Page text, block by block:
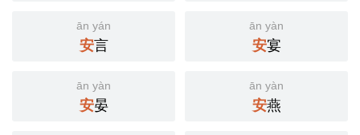
ān yán
安言
ān yàn
安宴
ān yàn
安晏
ān yàn
安燕